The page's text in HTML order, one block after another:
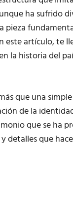
ha sufrido
pieza
este artículo, te
la historia del
que una
de la
que se ha
detalles que